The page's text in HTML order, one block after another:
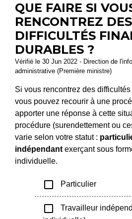
QUE FAIRE SI
RENCONTREZ DES
DIFFICULTÉS
DURABLES ?
Vérifié le 30 Jun 2022 - Direction de
administrative (Première ministre)
Si vous rencontrez des
vous pouvez recourir à une
apporter une réponse à cette
procédure (surendettement ou
varie selon votre statut :
indépendant exerçant sous
individuelle.
check_box_outline_blank Particulier
check_box_outline_blank
Travailleur